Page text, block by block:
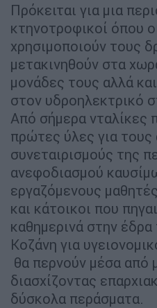
Πρόκειται για μια
κτηνοτροφικοί όπου
χρησιμοποιούν τους
μετακινηθούν στα
μονάδες τους αλλά
στον υδροηλεκτρικό
Από σήμερα νταλίκες
πρώτες ύλες για τους
συνεταιρισμούς της
ανεφοδιασμού
εργαζόμενους
και κάτοικοι που
καθημερινά στην
Κοζάνη για
θα περνούν μέσα από
διασχίζοντας
δύσκολα περάσματα.